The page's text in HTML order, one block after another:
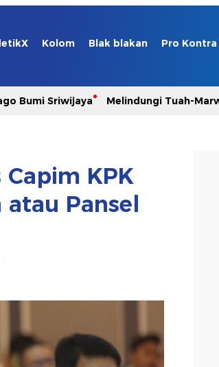
Kolom Blak blakan Pro Kontra
Bumi Sriwijaya Melindungi Tuah-
KPK
atau Pansel